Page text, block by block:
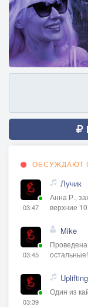
ОБСУЖДАЮТ
03:47
Лучик
Анна Р.,
верхние
03:45
Mike
03:39
Один из